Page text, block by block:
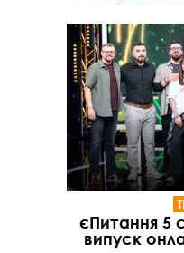
єПитання 5
випуск